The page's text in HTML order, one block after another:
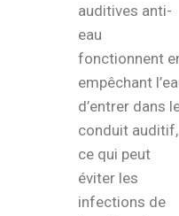
auditives anti-
eau
fonctionnent
empêchant
d’entrer dans
conduit auditif,
ce qui peut
éviter les
infections de